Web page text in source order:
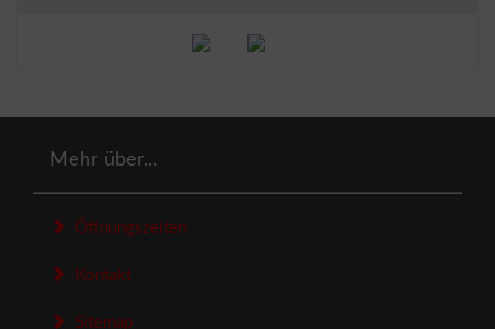
Mehr über...
Öffnungszeiten
Kontakt
Sitemap